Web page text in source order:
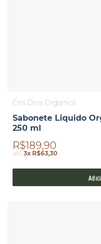
Cris Dios Organics
Sabonete Liquido
250 ml
R$189,90
até3x R$63,30